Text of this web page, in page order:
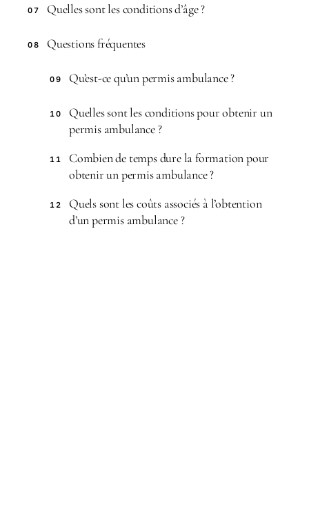
07 Quelles sont les conditions d’âge ?
08 Questions fréquentes
09 Qu’est-ce qu’un permis ambulance ?
10
Quelles sont les conditions pour obtenir un
permis ambulance ?
11
Combien de temps dure la formation pour
obtenir un permis ambulance ?
12
Quels sont les coûts associés à l’obtention
d’un permis ambulance ?